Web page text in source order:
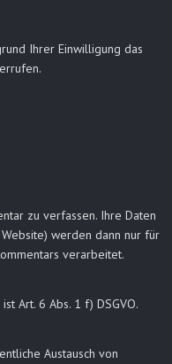
Ihrer Einwilligung das
zu verfassen. Ihre Daten
werden dann nur für
verarbeitet.
Art. 6 Abs. 1 f) DSGVO.
Austausch von